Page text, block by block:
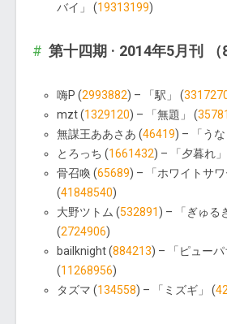
バイ」 (19313199)
第十四期 · 2014年5月刊 （8
嗨P (2993882) – 「駅」 (
mzt (1329120) – 「無題」 (
無謀王ああさあ (46419) – 「う
とろっち (1661432) – 「夕暮れ
骨召喚 (65689) – 「ホワイトサワ
(41848540)
大野ツトム (532891 ) – 「ぎゅる
(2724906)
bailknight (884213) – 「ピューパ
(11268956)
タズマ (134558) – 「ミズギ」 (